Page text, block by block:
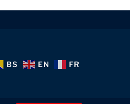
BS EN FR